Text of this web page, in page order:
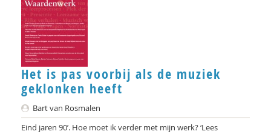
Lotte van Lith
Arja Veerman
Karen Vintges
Merel Visse
Frans Vosman
Marjoleine Vosselman
Het is pas voorbij als de muziek
geklonken heeft
Bart van Rosmalen
Eind jaren 90’. Hoe moet ik verder met mijn werk? ‘Lees